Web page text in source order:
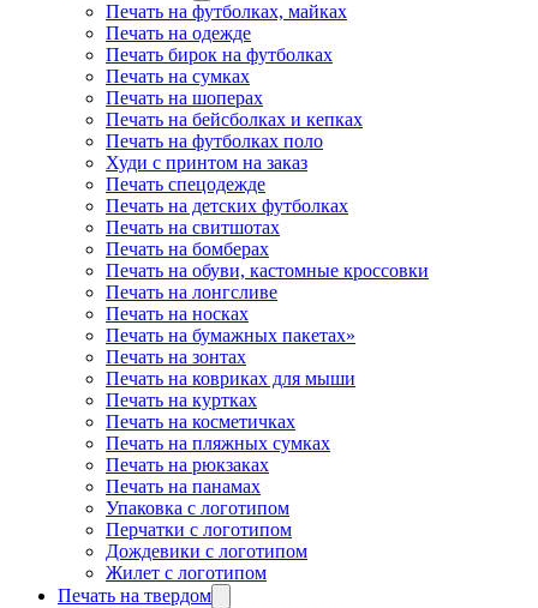
Печать на футболках, майках
Печать на одежде
Печать бирок на футболках
Печать на сумках
Печать на шоперах
Печать на бейсболках и кепках
Печать на футболках поло
Худи с принтом на заказ
Печать спецодежде
Печать на детских футболках
Печать на свитшотах
Печать на бомберах
Печать на обуви, кастомные кроссовки
Печать на лонгсливе
Печать на носках
Печать на бумажных пакетах»
Печать на зонтах
Печать на ковриках для мыши
Печать на куртках
Печать на косметичках
Печать на пляжных сумках
Печать на рюкзаках
Печать на панамах
Упаковка с логотипом
Перчатки с логотипом
Дождевики с логотипом
Жилет с логотипом
Печать на твердом